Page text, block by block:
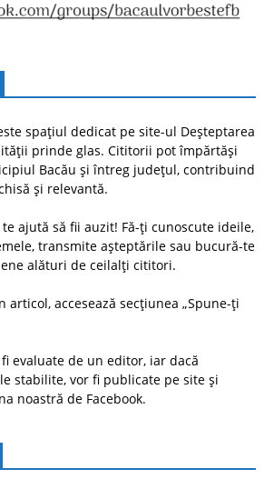
spațiul dedicat pe site-ul Deșteptarea
prinde glas. Cititorii pot împărtăși
Bacău și întreg județul, contribuind
și relevantă.
ajută să fii auzit! Fă-ți cunoscute ideile,
transmite așteptările sau bucură-te
alături de ceilalți cititori.
articol, accesează secțiunea „Spune-ți
evaluate de un editor, iar dacă
stabilite, vor fi publicate pe site și
noastră de Facebook.